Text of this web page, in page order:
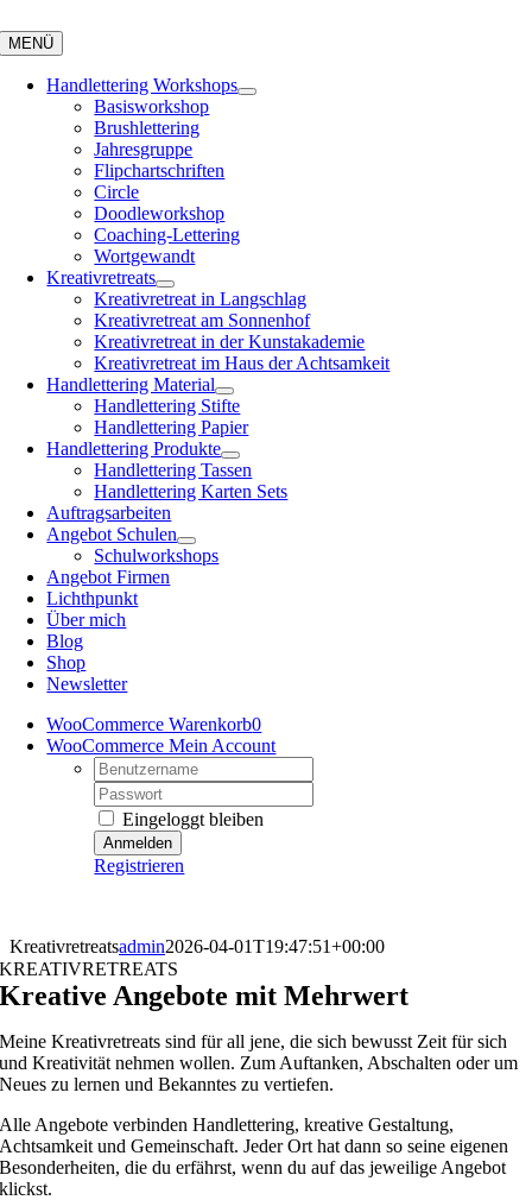
Inhalt
springen
MENÜ
Handlettering Workshops
Basisworkshop
Brushlettering
Jahresgruppe
Flipchartschriften
Circle
Doodleworkshop
Coaching-Lettering
Wortgewandt
Kreativretreats
Kreativretreat in Langschlag
Kreativretreat am Sonnenhof
Kreativretreat in der Kunstakademie
Kreativretreat im Haus der Achtsamkeit
Handlettering Material
Handlettering Stifte
Handlettering Papier
Handlettering Produkte
Handlettering Tassen
Handlettering Karten Sets
Auftragsarbeiten
Angebot Schulen
Schulworkshops
Angebot Firmen
Lichthpunkt
Über mich
Blog
Shop
Newsletter
WooCommerce Warenkorb0
WooCommerce Mein Account
Username:
Password:
Eingeloggt bleiben
Registrieren
Kreativretreatsadmin2026-04-01T19:47:51+00:00
KREATIVRETREATS
Kreative Angebote mit Mehrwert
Meine Kreativretreats sind für all jene, die sich bewusst Zeit für sich
und Kreativität nehmen wollen. Zum Auftanken, Abschalten oder um
Neues zu lernen und Bekanntes zu vertiefen.
Alle Angebote verbinden Handlettering, kreative Gestaltung,
Achtsamkeit und Gemeinschaft. Jeder Ort hat dann so seine eigenen
Besonderheiten, die du erfährst, wenn du auf das jeweilige Angebot
klickst.